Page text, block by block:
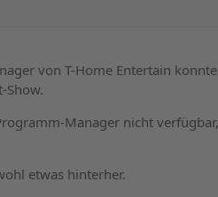
von T-Home Entertain
Show.
Manager nicht
etwas hinterher.